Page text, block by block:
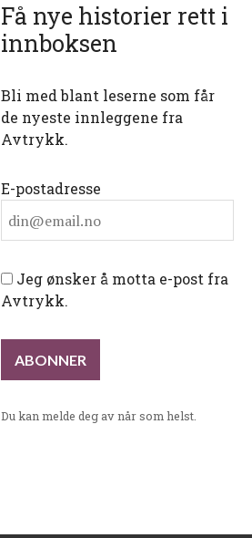
Få nye historier rett i
innboksen
Bli med blant leserne som får
de nyeste innleggene fra
Avtrykk.
E-postadresse
Jeg ønsker å motta e-post fra
Avtrykk.
Du kan melde deg av når som helst.